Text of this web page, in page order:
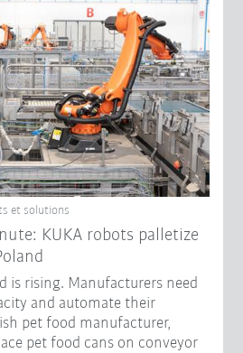
et solutions
KUKA robots palletize
is rising. Manufacturers need
and automate their
pet food manufacturer,
pet food cans on conveyor